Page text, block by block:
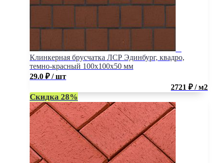
Клинкерная брусчатка ЛСР Эдинбург, квадро,
темно-красный 100x100x50 мм
29.0 ₽ / шт
2721 ₽ / м2
Скидка 28%